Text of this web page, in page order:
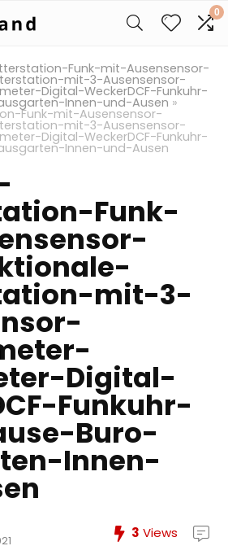
0
Funk-mit-Ausensensor-
mit-3-Ausensensor-
Digital-WeckerDCF-Funkuhr-
Innen-und-Ausen »
Funk-mit-Ausensensor-
mit-3-Ausensensor-
Digital-WeckerDCF-Funkuhr-
Innen-und-Ausen
Funk-
mit-3-
Digital-
Funkuhr-
Buro-
Innen-
3 Views